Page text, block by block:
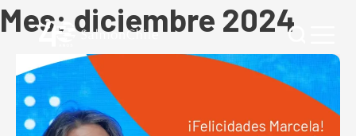
Mes: diciembre 2024